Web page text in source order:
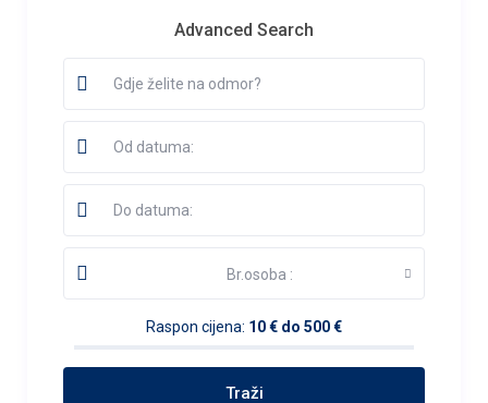
Advanced Search
Br.osoba :
Raspon cijena: 10 € do 500 €